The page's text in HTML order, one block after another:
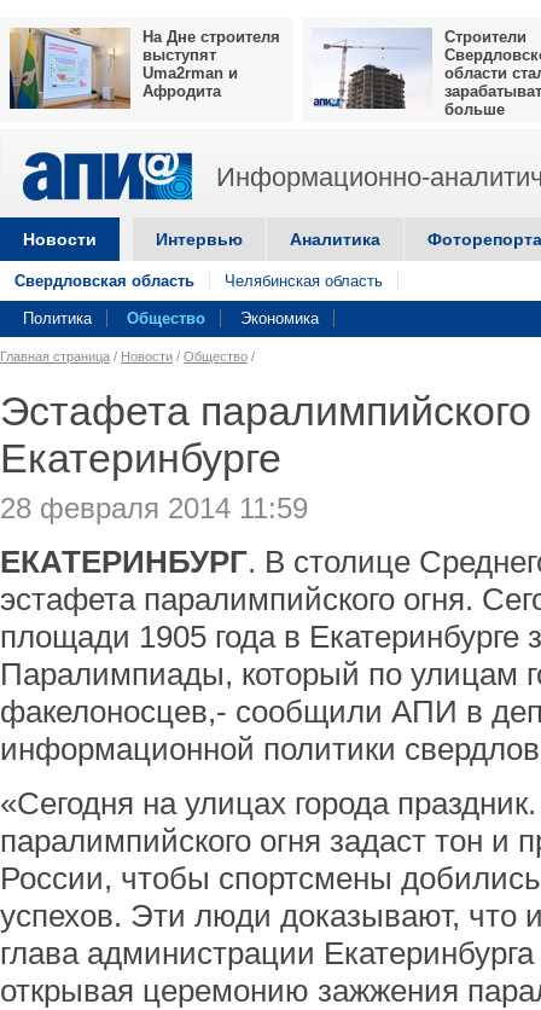
На Дне строителя
выступят
Uma2rman и
Афродита
Строители
области
больше
Информационно-
Новости Интервью Аналитика
Свердловская область Челябинская область
Политика Общество Экономика
Главная страница / Новости / Общество /
Эстафета паралимпийского
Екатеринбурге
28 февраля 2014 11:59
ЕКАТЕРИНБУРГ. В столице
эстафета паралимпийского огня.
площади 1905 года в Екатеринбурге
Паралимпиады, который по улицам
факелоносцев,- сообщили АПИ в
информационной политики
«Сегодня на улицах города
паралимпийского огня задаст тон и
России, чтобы спортсмены
успехов. Эти люди доказывают, что
глава администрации
открывая церемонию зажжения